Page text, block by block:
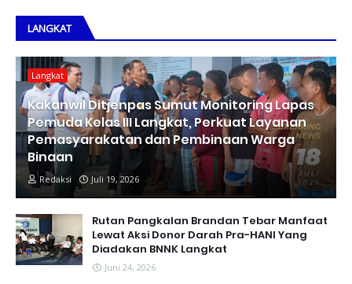
LANGKAT
Langkat
Kakanwil Ditjenpas Sumut Monitoring Lapas
Pemuda Kelas III Langkat, Perkuat Layanan
Pemasyarakatan dan Pembinaan Warga
Binaan
Redaksi Juli 19, 2026
Rutan Pangkalan Brandan Tebar Manfaat
Lewat Aksi Donor Darah Pra-HANI Yang
Diadakan BNNK Langkat
Juni 24, 2026